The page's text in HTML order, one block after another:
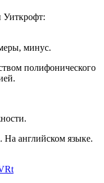
минус.
полифонического
На английском языке.